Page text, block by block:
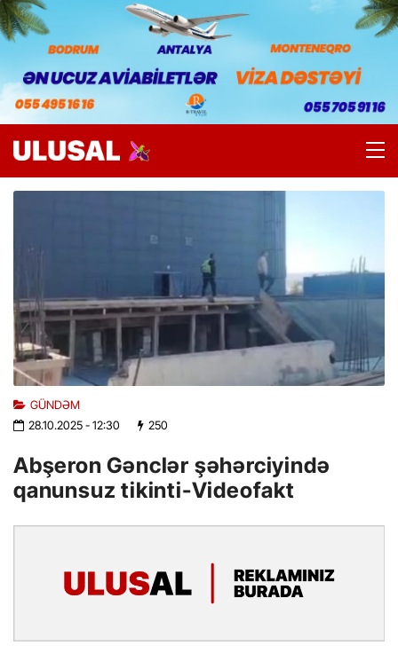
GÜNDƏM
28.10.2025- 12:30 250
Abşeron Gənclər şəhərciyində
qanunsuz tikinti-Videofakt